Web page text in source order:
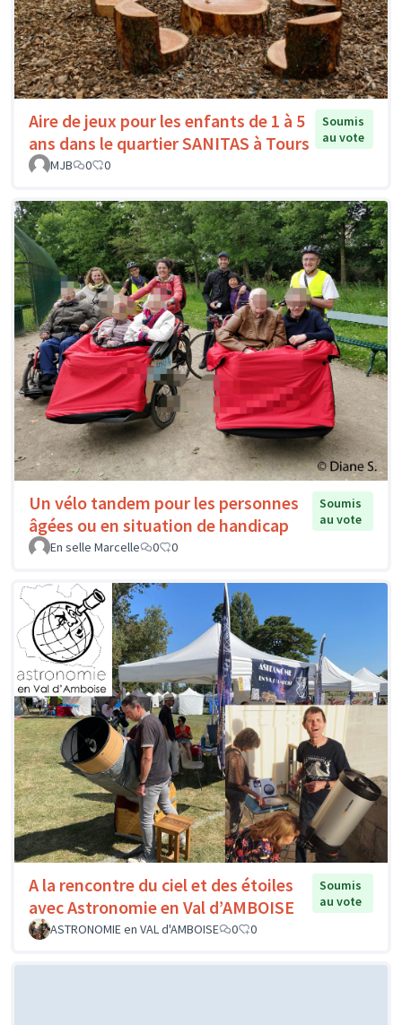
Aire de jeux pour les enfants de 1 à 5
ans dans le quartier SANITAS à Tours
Soumis
au vote
MJB
0 0
Un vélo tandem pour les personnes
âgées ou en situation de handicap
Soumis
au vote
En selle Marcelle
0 0
A la rencontre du ciel et des étoiles
avec Astronomie en Val d’AMBOISE
Soumis
au vote
ASTRONOMIE en VAL d'AMBOISE
0 0